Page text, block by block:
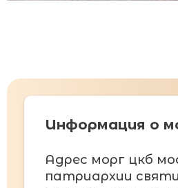
Информация о
Адрес морг цкб
патриархии